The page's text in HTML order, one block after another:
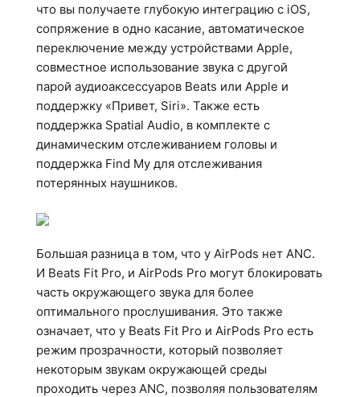
что вы получаете глубокую интеграцию с iOS,
сопряжение в одно касание, автоматическое
переключение между устройствами Apple,
совместное использование звука с другой
парой аудиоаксессуаров Beats или Apple и
поддержку «Привет, Siri». Также есть
поддержка Spatial Audio, в комплекте с
динамическим отслеживанием головы и
поддержка Find My для отслеживания
потерянных наушников.
Большая разница в том, что у AirPods нет ANC.
И Beats Fit Pro, и AirPods Pro могут блокировать
часть окружающего звука для более
оптимального прослушивания. Это также
означает, что у Beats Fit Pro и AirPods Pro есть
режим прозрачности, который позволяет
некоторым звукам окружающей среды
проходить через ANC, позволяя пользователям